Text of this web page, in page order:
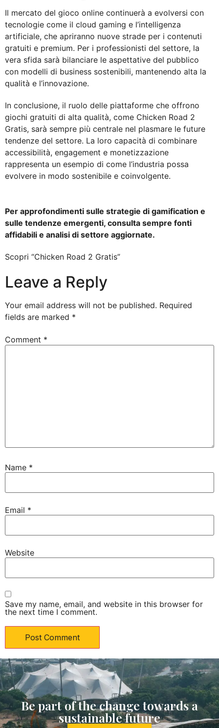
Il mercato del gioco online continuerà a evolversi con
tecnologie come il cloud gaming e l’intelligenza
artificiale, che apriranno nuove strade per i contenuti
gratuiti e premium. Per i professionisti del settore, la
vera sfida sarà bilanciare le aspettative del pubblico
con modelli di business sostenibili, mantenendo alta la
qualità e l’innovazione.
In conclusione, il ruolo delle piattaforme che offrono
giochi gratuiti di alta qualità, come Chicken Road 2
Gratis, sarà sempre più centrale nel plasmare le future
tendenze del settore. La loro capacità di combinare
accessibilità, engagement e monetizzazione
rappresenta un esempio di come l’industria possa
evolvere in modo sostenibile e coinvolgente.
Per approfondimenti sulle strategie di gamification e
sulle tendenze emergenti, consulta sempre fonti
affidabili e analisi di settore aggiornate.
Scopri “Chicken Road 2 Gratis”
Leave a Reply
Your email address will not be published. Required
fields are marked *
Comment *
Name *
Email *
Website
Save my name, email, and website in this browser for
the next time I comment.
Be part of the change towards a
sustainable future